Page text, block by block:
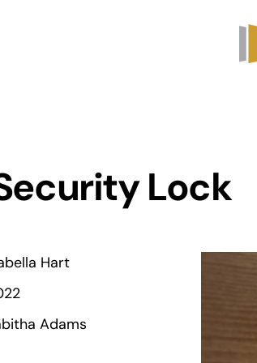
Lock
Hart
Adams